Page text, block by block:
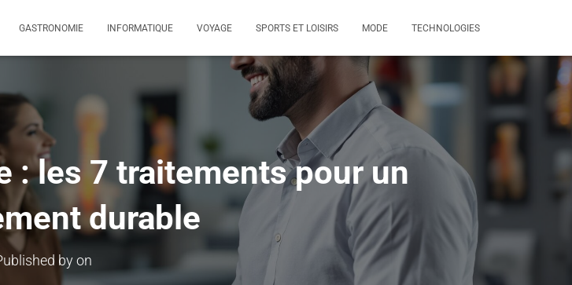
GASTRONOMIE INFORMATIQUE VOYAGE SPORTS ET LOISIRS MODE TECHNOLOGIES
: les 7 traitements pour un
durable
byon